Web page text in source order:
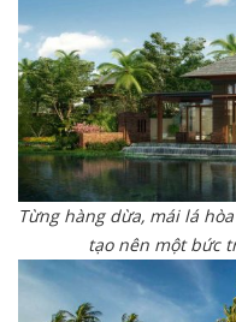
Từng hàng dừa, mái lá
tạo nên một bức